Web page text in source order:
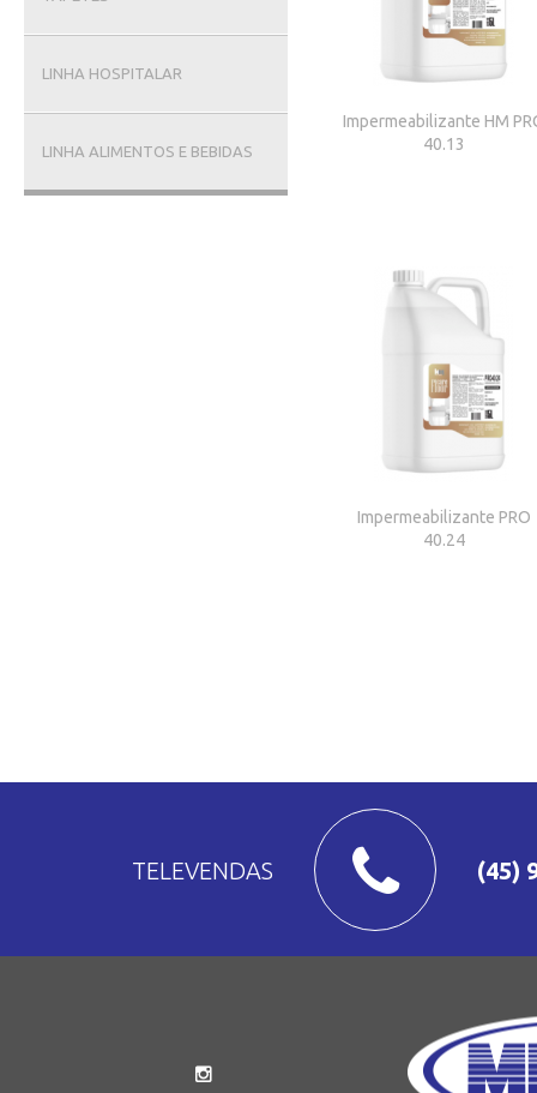
LINHA HOSPITALAR
LINHA ALIMENTOS E BEBIDAS
Impermeabilizante HM
40.13
Impermeabilizante PRO
40.24
TELEVENDAS (45)